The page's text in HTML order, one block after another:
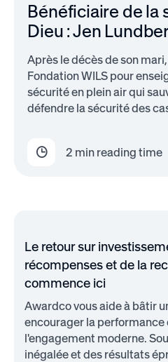
Bénéficiaire de la
Dieu : Jen
Après le décès de son
Fondation WILS pour
sécurité en plein air qui
défendre la sécurité des
2 min reading time
Le retour sur
récompenses et de la
commence ici
Awardco vous aide à bâtir
encourager la performance
l'engagement moderne.
inégalée et des résultats